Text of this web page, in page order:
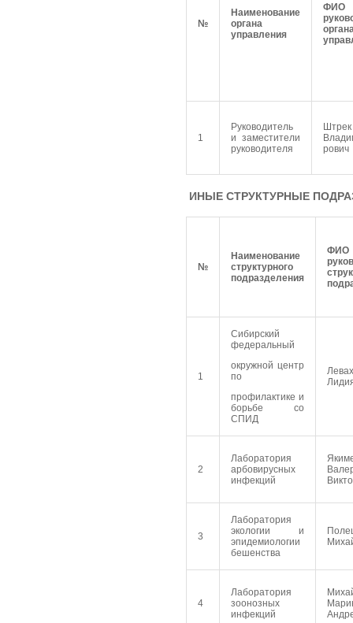
№
Наименование
органа
управления
ФИО
1
Руководитель
и заместители
руководителя
рович
ИНЫЕ СТРУКТУРНЫЕ
№
Наименование
структурного
подразделения
ФИО
1
Сибирский
федеральный
окружной центр
по
профилактике и
борьбе со
СПИД
2
Лаборатория
арбовирусных
инфекций
3
Лаборатория
экологии и
эпидемиологии
бешенства
4
Лаборатория
зоонозных
инфекций